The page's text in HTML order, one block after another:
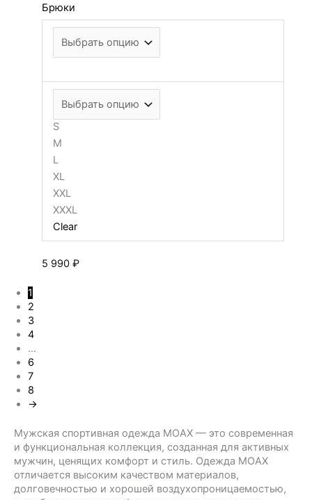
Брюки
S
M
L
XL
XXL
XXXL
Clear
5 990 ₽
1
2
3
4
…
6
7
8
→
Мужская спортивная одежда MOAX — это современная
и функциональная коллекция, созданная для активных
мужчин, ценящих комфорт и стиль. Одежда MOAX
отличается высоким качеством материалов,
долговечностью и хорошей воздухопроницаемостью,